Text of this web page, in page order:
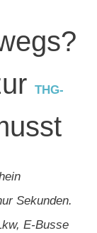
THG-
Sekunden.
E-Busse